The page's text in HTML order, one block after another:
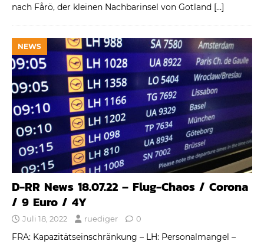
nach Fårö, der kleinen Nachbarinsel von Gotland […]
NEWS
D-RR News 18.07.22 – Flug-Chaos / Corona
/ 9 Euro / 4Y
Juli 18, 2022 ruediger 0
FRA: Kapazitätseinschränkung – LH: Personalmangel –